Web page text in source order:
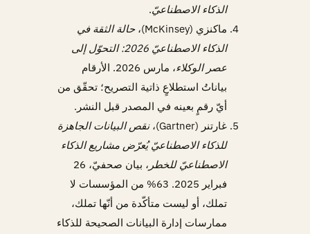
الذكاء الاصطناعيّ.
ماكنزي (McKinsey)،
حالة الثقة في
الذكاء الاصطناعيّ 2026: التحوّل إلى
عصر الوكلاء
، مارس 2026. الأرقام
بياناتُ استطلاعٍ ذاتية التصريح؛ تحقّق من
أيّ رقمٍ بعينه في المصدر قبل النشر.
غارتنر (Gartner)،
نقص البيانات الجاهزة
للذكاء الاصطناعيّ يُعرّض مشاريع الذكاء
الاصطناعيّ للخطر
، بيان صحفيّ، 26
فبراير 2025. 63% من المؤسسات لا
تملك، أو ليست متأكّدة من أنّها تملك،
ممارسات إدارة البيانات الصحيحة للذكاء